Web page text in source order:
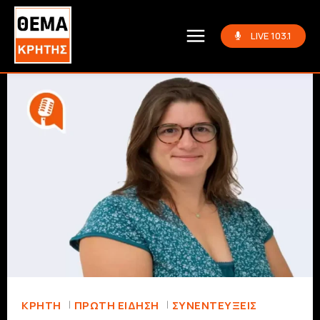
LIVE 103.1
ΚΡΗΤΗ ΠΡΏΤΗ ΕΊΔΗΣΗ ΣΥΝΕΝΤΕΎΞΕΙΣ